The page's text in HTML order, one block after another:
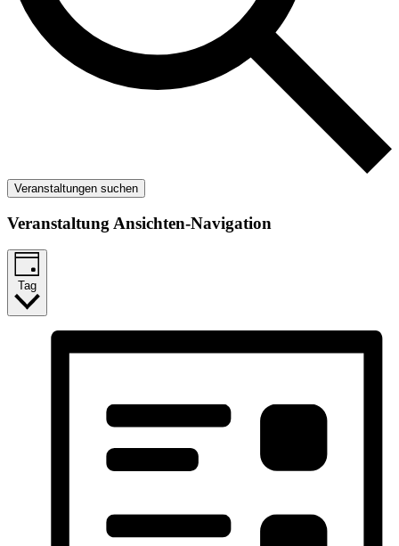
Veranstaltungen suchen
Veranstaltung Ansichten-Navigation
Tag